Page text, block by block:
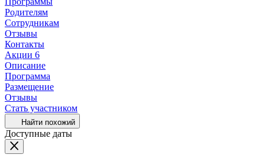
Родителям
Сотрудникам
Отзывы
Контакты
Акции 6
Описание
Программа
Размещение
Отзывы
Стать участником
Найти похожий
Доступные даты